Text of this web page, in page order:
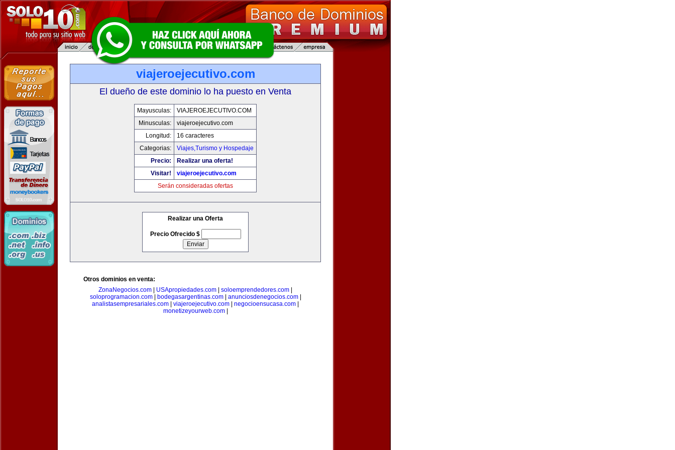
viajeroejecutivo.com
El dueño de este dominio lo ha puesto en Venta
Mayusculas:
VIAJEROEJECUTIVO.COM
Minusculas:
viajeroejecutivo.com
Longitud:
16 caracteres
Categorias:
Viajes,Turismo y Hospedaje
Precio:
Realizar una oferta!
Visitar!
viajeroejecutivo.com
Serán consideradas ofertas
Realizar una Oferta
Precio Ofrecido $
Otros dominios en venta:
ZonaNegocios.com
USApropiedades.com soloemprendedores.com
soloprogramacion.com| bodegasargentinas.com| anunciosdenegocios.com|
analistasempresariales.com
viajeroejecutivo.com negocioensucasa.com
monetizeyourweb.com|